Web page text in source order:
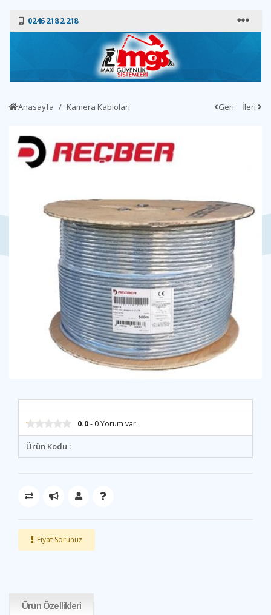
0246 218 2 218
Anasayfa Kamera Kabloları Geri İleri
0.0- 0 Yorum var.
Ürün Kodu :
Fiyat Sorunuz
Ürün Özellikleri